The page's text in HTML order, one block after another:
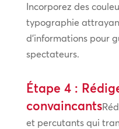
Incorporez des
typographie
d’informations pour
spectateurs.
Étape 4 :
convaincants
et percutants qui